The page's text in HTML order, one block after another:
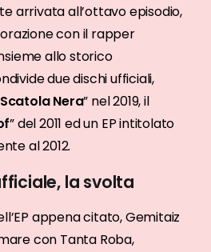
arrivata all’ottavo episodio,
con il rapper
allo storico
due dischi ufficiali,
Scatola Nera” nel 2019, il
” del 2011 ed un EP intitolato
al 2012.
la svolta
appena citato, Gemitaiz
con Tanta Roba,